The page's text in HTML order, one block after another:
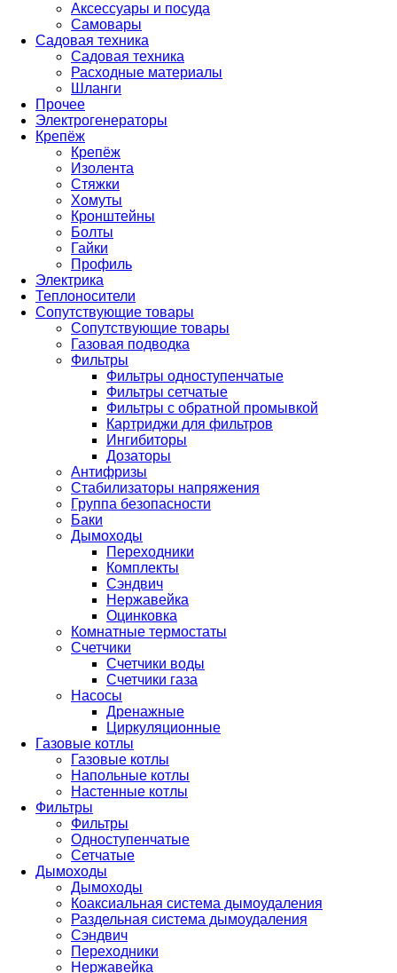
Аксессуары и посуда
Самовары
Садовая техника
Садовая техника
Расходные материалы
Шланги
Прочее
Электрогенераторы
Крепёж
Крепёж
Изолента
Стяжки
Хомуты
Кронштейны
Болты
Гайки
Профиль
Электрика
Теплоносители
Сопутствующие товары
Сопутствующие товары
Газовая подводка
Фильтры
Фильтры одноступенчатые
Фильтры сетчатые
Фильтры с обратной промывкой
Картриджи для фильтров
Ингибиторы
Дозаторы
Антифризы
Стабилизаторы напряжения
Группа безопасности
Баки
Дымоходы
Переходники
Комплекты
Сэндвич
Нержавейка
Оцинковка
Комнатные термостаты
Счетчики
Счетчики воды
Счетчики газа
Насосы
Дренажные
Циркуляционные
Газовые котлы
Газовые котлы
Напольные котлы
Настенные котлы
Фильтры
Фильтры
Одноступенчатые
Сетчатые
Дымоходы
Дымоходы
Коаксиальная система дымоудаления
Раздельная система дымоудаления
Сэндвич
Переходники
Нержавейка